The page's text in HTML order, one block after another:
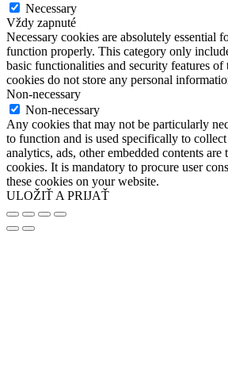
Necessary
Vždy zapnuté
Necessary cookies are absolutely essential
function properly. This category only
basic functionalities and security features of
cookies do not store any personal
Non-necessary
Non-necessary
Any cookies that may not be particularly
to function and is used specifically to collect
analytics, ads, other embedded contents are
cookies. It is mandatory to procure user
these cookies on your website.
ULOŽIŤ A PRIJAŤ